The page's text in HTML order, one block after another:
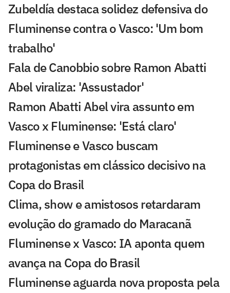
Zubeldía destaca solidez defensiva do
Fluminense contra o Vasco: 'Um bom
trabalho'
Fala de Canobbio sobre Ramon Abatti
Abel viraliza: 'Assustador'
Ramon Abatti Abel vira assunto em
Vasco x Fluminense: 'Está claro'
Fluminense e Vasco buscam
protagonistas em clássico decisivo na
Copa do Brasil
Clima, show e amistosos retardaram
evolução do gramado do Maracanã
Fluminense x Vasco: IA aponta quem
avança na Copa do Brasil
Fluminense aguarda nova proposta pela